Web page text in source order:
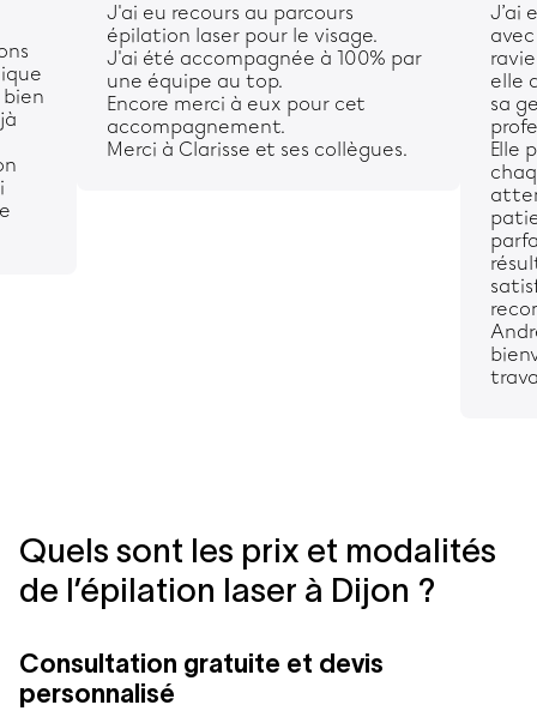
J'ai eu recours au parcours
épilation laser pour le visage.
J'ai été accompagnée à 100% par
une équipe au top.
Encore merci à eux pour cet
accompagnement.
Merci à Clarisse et ses collègues.
J’ai
elle
sa
Elle
Quels sont les prix et modalités
de l’épilation laser à Dijon ?
Consultation gratuite et devis
personnalisé